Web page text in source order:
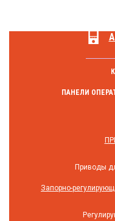
ПАНЕЛИ
Приводы
Запорно-